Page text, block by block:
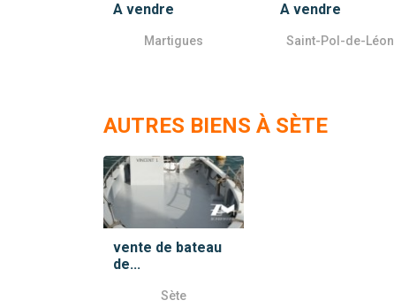
A vendre
Martigues
A vendre
Saint-Pol-de-Léon
AUTRES BIENS À SÈTE
vente de bateau
de...
Sète